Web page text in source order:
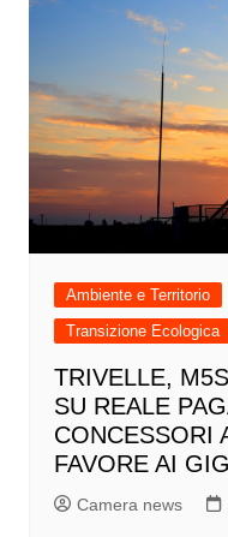
Ambiente e Territorio
Transizione Ecologica
TRIVELLE,
SU REALE
CONCESSORI
FAVORE AI
Camera news